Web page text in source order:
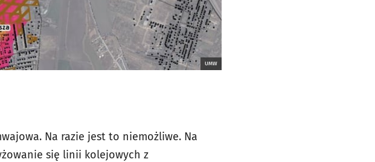
UMW
Na razie jest to niemożliwe. Na
się linii kolejowych z